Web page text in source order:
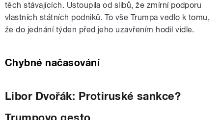
těch stávajících. Ustoupila od slibů, že zmírní podporu
vlastních státních podniků. To vše Trumpa vedlo k tomu,
že do jednání týden před jeho uzavřením hodil vidle.
Chybné načasování
Libor Dvořák: Protiruské sankce?